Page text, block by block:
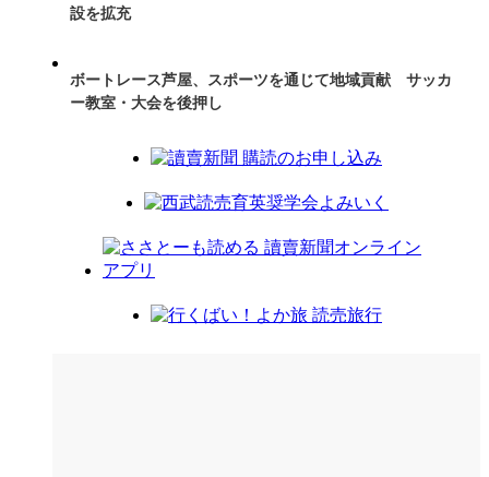
設を拡充
ボートレース芦屋、スポーツを通じて地域貢献 サッカ
ー教室・大会を後押し